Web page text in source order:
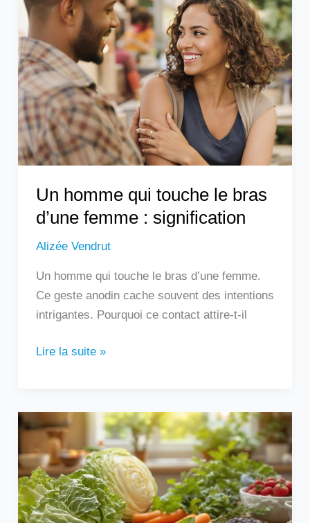
Un homme qui touche le bras
d’une femme : signification
Alizée Vendrut
Un homme qui touche le bras d’une femme.
Ce geste anodin cache souvent des intentions
intrigantes. Pourquoi ce contact attire-t-il
homme
touche
le
bras
d’une
femme
:
signification
Lire la suite »
Les
remèdes
de
grand-
mère
contre